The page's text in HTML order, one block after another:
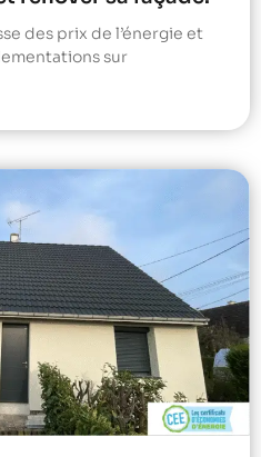
des prix de l’énergie et
sur